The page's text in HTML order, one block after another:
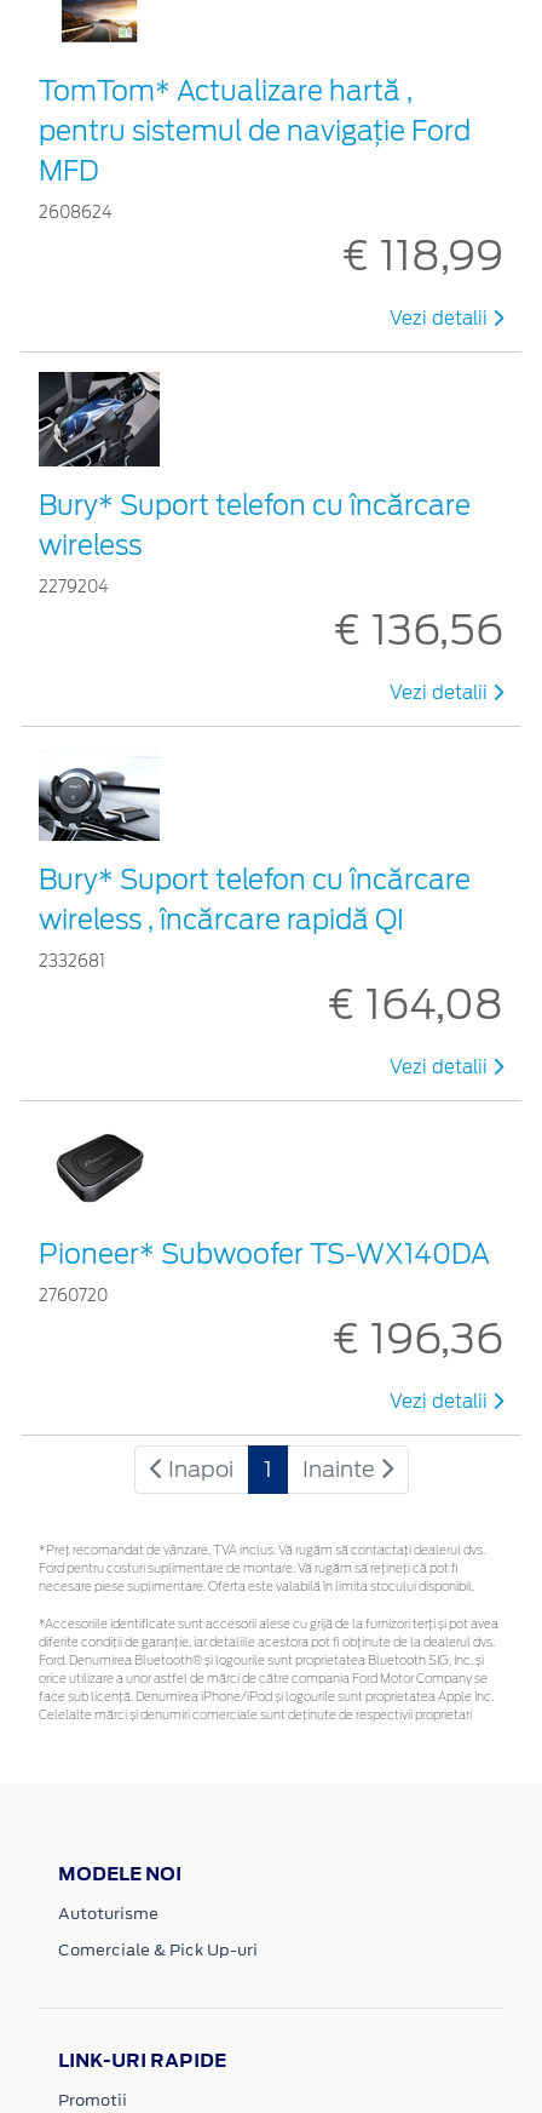
TomTom* Actualizare hartă ,
pentru sistemul de navigaţie Ford
MFD
2608624
€ 118,99
Vezi detalii
Bury* Suport telefon cu încărcare
wireless
2279204
€ 136,56
Vezi detalii
Bury* Suport telefon cu încărcare
wireless , încărcare rapidă QI
2332681
€ 164,08
Vezi detalii
Pioneer* Subwoofer TS-WX140DA
2760720
€ 196,36
Vezi detalii
Inapoi 1 Inainte
*Preţ recomandat de vânzare, TVA inclus. Vă rugăm să contactaţi dealerul dvs.
Ford pentru costuri suplimentare de montare. Vă rugăm să rețineți că pot fi
necesare piese suplimentare. Oferta este valabilă în limita stocului disponibil.
*Accesoriile identificate sunt accesorii alese cu grijă de la furnizori terți și pot avea
diferite condiții de garanție, iar detaliile acestora pot fi obținute de la dealerul dvs.
Ford. Denumirea Bluetooth® și logourile sunt proprietatea Bluetooth SIG, Inc. și
orice utilizare a unor astfel de mărci de către compania Ford Motor Company se
face sub licență. Denumirea iPhone/iPod și logourile sunt proprietatea Apple Inc.
Celelalte mărci și denumiri comerciale sunt deținute de respectivii proprietari
MODELE NOI
Autoturisme
Comerciale & Pick Up-uri
LINK-URI RAPIDE
Promotii